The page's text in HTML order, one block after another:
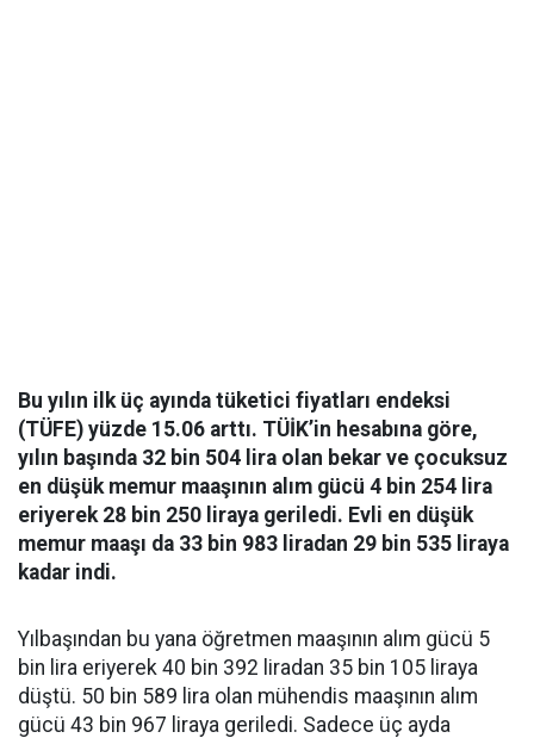
Bu yılın ilk üç ayında tüketici fiyatları endeksi
(TÜFE) yüzde 15.06 arttı. TÜİK’in hesabına göre,
yılın başında 32 bin 504 lira olan bekar ve çocuksuz
en düşük memur maaşının alım gücü 4 bin 254 lira
eriyerek 28 bin 250 liraya geriledi. Evli en düşük
memur maaşı da 33 bin 983 liradan 29 bin 535 liraya
kadar indi.
Yılbaşından bu yana öğretmen maaşının alım gücü 5
bin lira eriyerek 40 bin 392 liradan 35 bin 105 liraya
düştü. 50 bin 589 lira olan mühendis maaşının alım
gücü 43 bin 967 liraya geriledi. Sadece üç ayda